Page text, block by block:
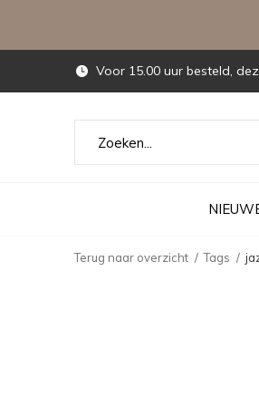
Voor 15.00 uur besteld,
Terug naar overzicht Tags